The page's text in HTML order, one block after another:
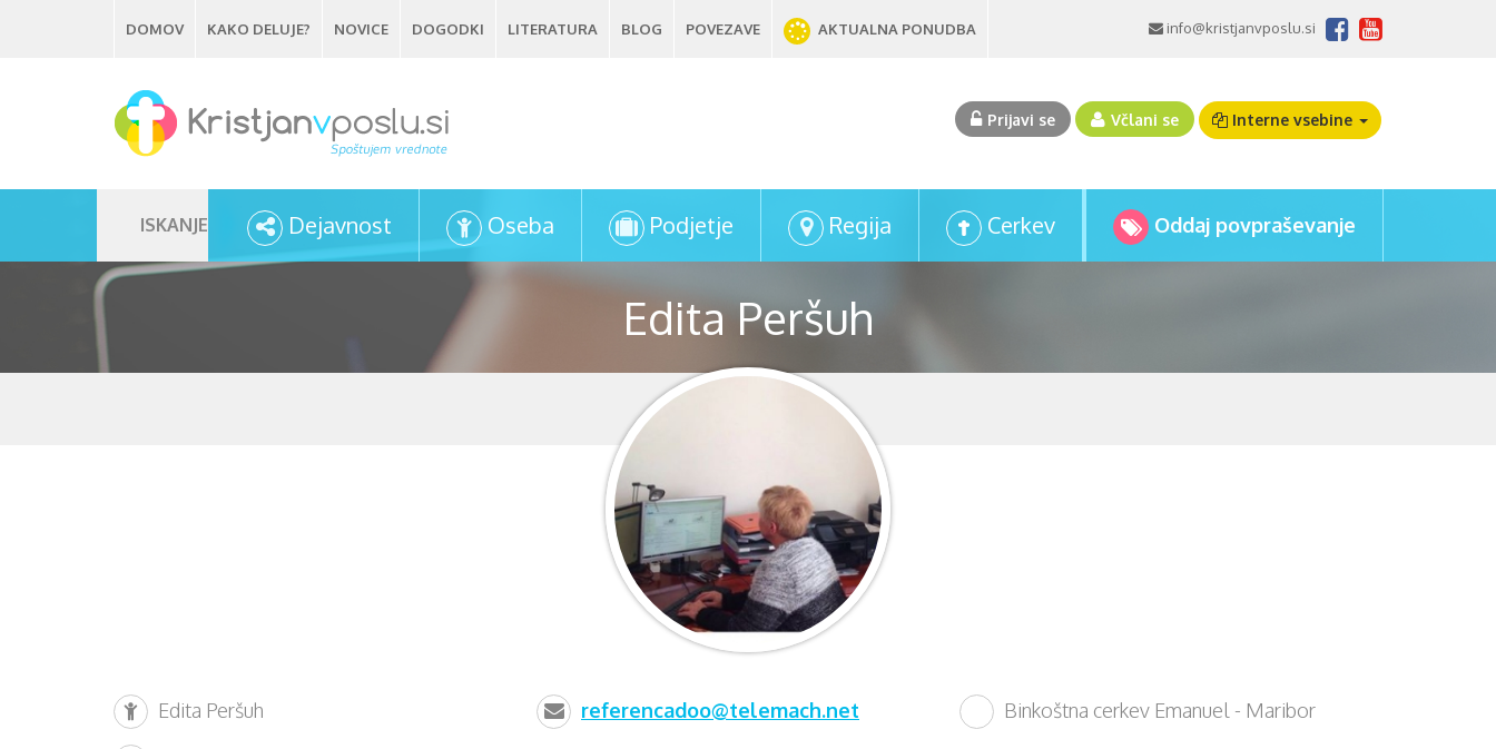
DOMOV KAKO DELUJE? NOVICE DOGODKI LITERATURA BLOG POVEZAVE AKTUALNA PONUDBA info@kristjanvposlu.si
Prijavi se Včlani se Interne vsebine
Edita Peršuh
ISKANJE Dejavnost Oseba Podjetje Regija Cerkev Oddaj povpraševanje
Edita Peršuh referencadoo@telemach.net Binkoštna cerkev Emanuel - Maribor